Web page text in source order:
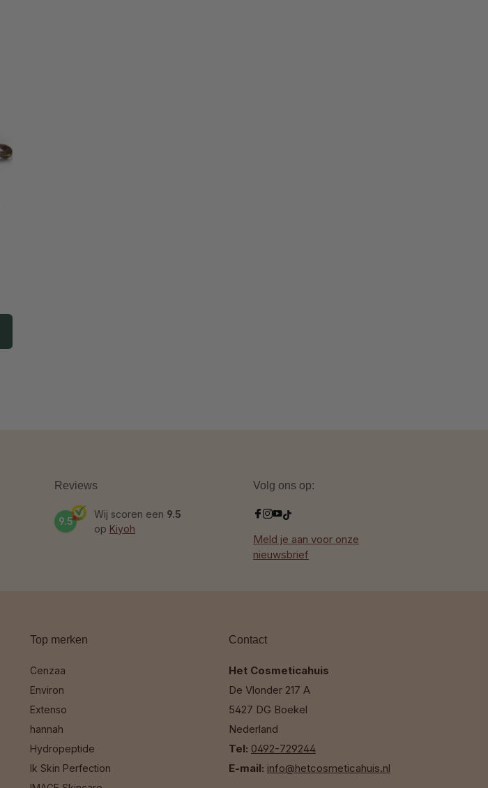
Reviews
9.5
Wij scoren een 9.5
op Kiyoh
Volg ons op:
Meld je aan voor onze
nieuwsbrief
Top merken
Cenzaa
Environ
Extenso
hannah
Hydropeptide
Ik Skin Perfection
Contact
Het Cosmeticahuis
De Vlonder 217 A
5427 DG Boekel
Nederland
Tel: 0492-729244
E-mail: info@hetcosmeticahuis.nl